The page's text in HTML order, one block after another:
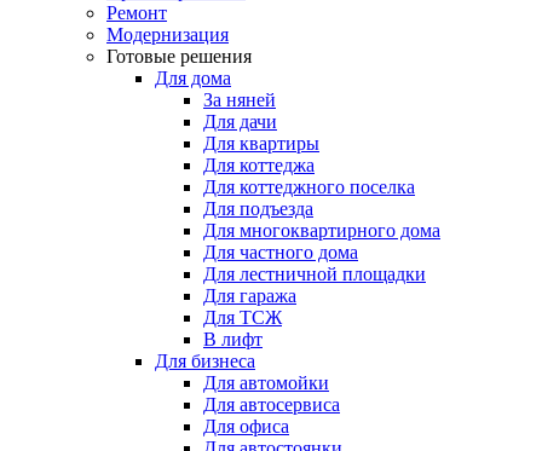
Ремонт
Модернизация
Готовые решения
Для дома
За няней
Для дачи
Для квартиры
Для коттеджа
Для коттеджного поселка
Для подъезда
Для многоквартирного дома
Для частного дома
Для лестничной площадки
Для гаража
Для ТСЖ
В лифт
Для бизнеса
Для автомойки
Для автосервиса
Для офиса